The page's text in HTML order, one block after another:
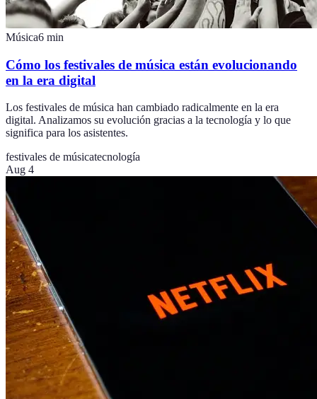
Música6 min
Cómo los festivales de música están evolucionando
en la era digital
Los festivales de música han cambiado radicalmente en la era
digital. Analizamos su evolución gracias a la tecnología y lo que
significa para los asistentes.
festivales de músicatecnología
Aug 4